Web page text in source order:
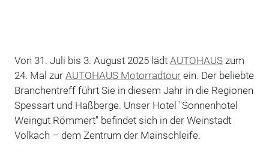
Von 31. Juli bis 3. August 2025 lädt AUTOHAUSzum
24. Mal zur AUTOHAUS Motorradtourein. Der beliebte
Branchentreff führt Sie in diesem Jahr in die Regionen
Spessart und Haßberge. Unser Hotel "Sonnenhotel
Weingut Römmert" befindet sich in der Weinstadt
Volkach – dem Zentrum der Mainschleife.